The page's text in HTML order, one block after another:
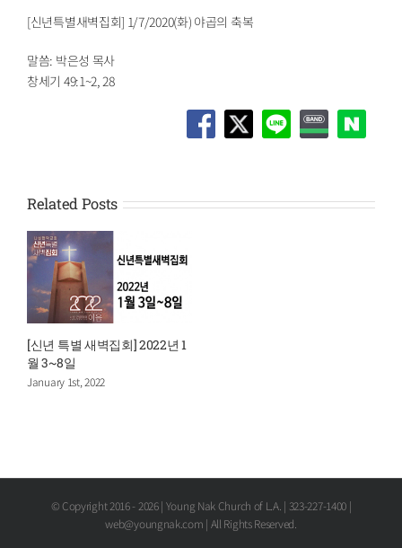
[신년특별새벽집회] 1/7/2020(화) 야곱의 축복
말씀: 박은성 목사
창세기 49:1~2, 28
Related Posts
[신년 특별 새벽집회] 2022년 1
월 3~8일
January 1st, 2022
© Copyright 2016 - 2026 | Young Nak Church of L.A. | 323-227-1400 |
web@youngnak.com | All Rights Reserved.